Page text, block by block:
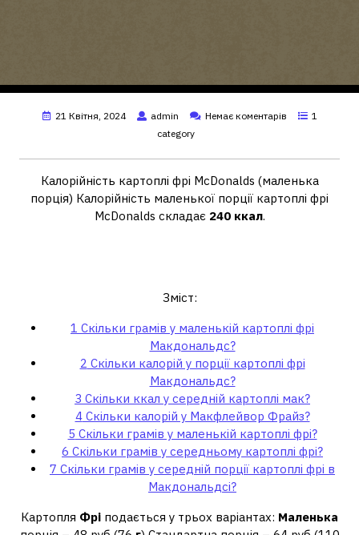
21 Квітня, 2024 admin Немає коментарів
1
category
Калорійність картоплі фрі McDonalds (маленька
порція) Калорійність маленької порції картоплі фрі
McDonalds складає 240 ккал.
Зміст:
1 Скільки грамів у маленькій картоплі фрі
Макдональдс?
2 Скільки калорій у порції картоплі фрі
Макдональдс?
3 Скільки ккал у середній картоплі мак?
4Скільки калорій у Макфлейвор Фрайз?
5 Скільки грамів у маленькій картоплі фрі?
6 Скільки грамів у середньому картоплі фрі?
7 Скільки грамів у середній порції картоплі фрі в
Макдональдсі?
Картопля Фрі подається у трьох варіантах: Маленька